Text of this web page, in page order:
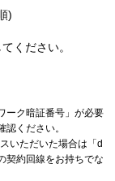
)
ください。
ーク暗証番号」が必要
認ください。
いただいた場合は「d
契約回線をお持ちでな